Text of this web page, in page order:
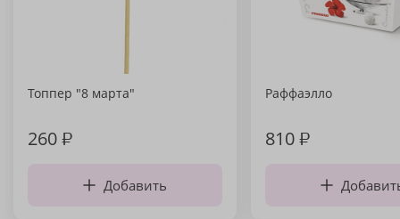
Топпер "8 марта"
260₽
Добавить
Раффаэлло
810₽